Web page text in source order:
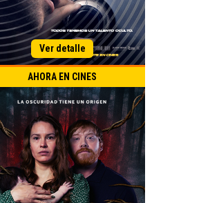
AHORA EN CINES
Título Original:
Estreno Argentina:
Género:
Drama
Thiller
Duración:
País de Origen: